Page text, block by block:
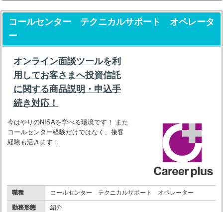
コールセンター テクニカルサポート オペレータ
ー
オンライン面談ツールを利
用してお客さまへ投資信託
に関する商品説明・申込手
続き対応！
今はやりのNISAを学べる環境です！ また
コールセンター経験だけではなく、接客
経験も活きます！
職種 コールセンター テクニカルサポート オペレーター
勤務形態 紹介